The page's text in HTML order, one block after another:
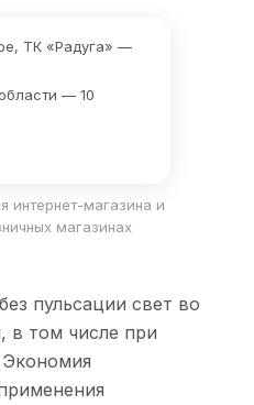
ТК «Радуга» —
— 10
интернет-магазина и
магазинах
пульсации свет во
в том числе при